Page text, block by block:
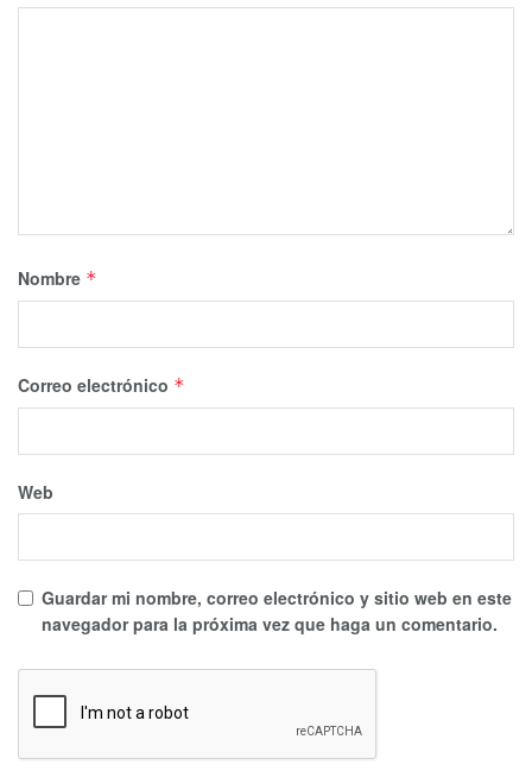
Nombre *
Correo electrónico *
Web
Guardar mi nombre, correo electrónico y sitio web en este
navegador para la próxima vez que haga un comentario.